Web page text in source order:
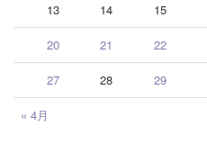
« 4月
13 14 15
20 21 22
27 28 29